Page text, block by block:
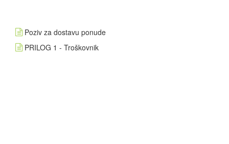
Poziv za dostavu ponude
PRILOG 1 - Troškovnik